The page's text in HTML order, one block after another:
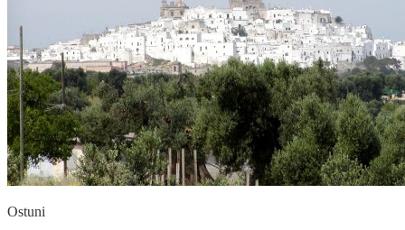
Ostuni